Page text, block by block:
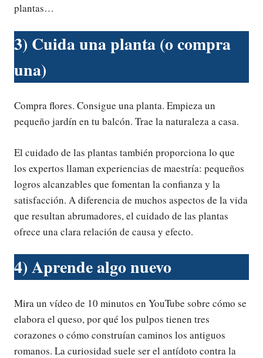
plantas…
3) Cuida una planta (o compra
una)
Compra flores. Consigue una planta. Empieza un
pequeño jardín en tu balcón. Trae la naturaleza a casa.
El cuidado de las plantas también proporciona lo que
los expertos llaman experiencias de maestría: pequeños
logros alcanzables que fomentan la confianza y la
satisfacción. A diferencia de muchos aspectos de la vida
que resultan abrumadores, el cuidado de las plantas
ofrece una clara relación de causa y efecto.
4) Aprende algo nuevo
Mira un vídeo de 10 minutos en YouTube sobre cómo se
elabora el queso, por qué los pulpos tienen tres
corazones o cómo construían caminos los antiguos
romanos. La curiosidad suele ser el antídoto contra la